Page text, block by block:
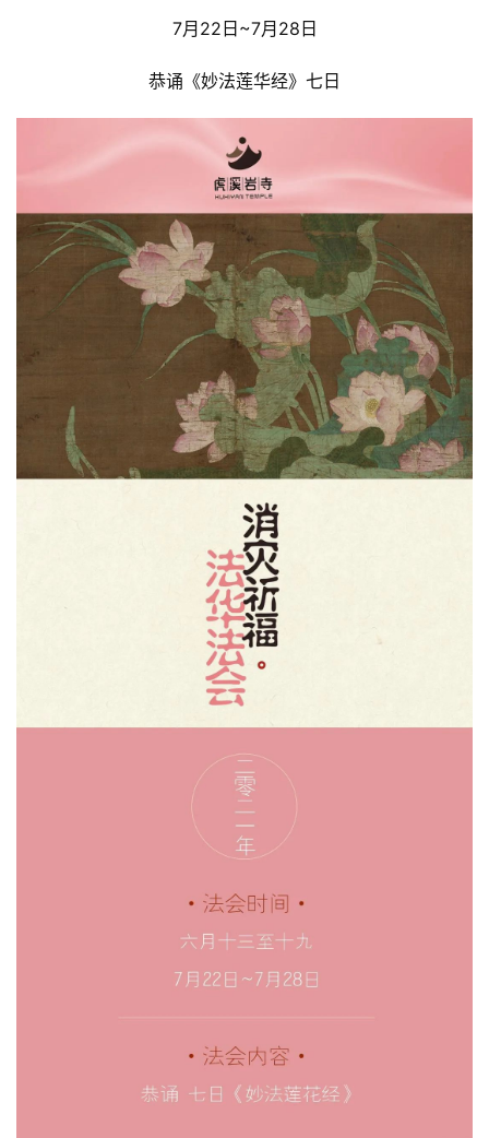
7月22日~7月28日
恭诵《妙法莲华经》七日